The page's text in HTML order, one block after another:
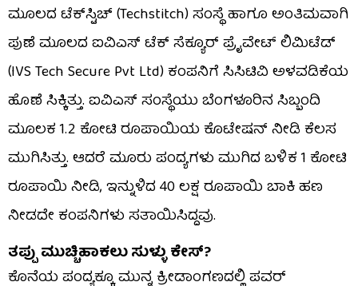
ಮೂಲದ ಟೆಕ್‌ಸ್ಟಿಚ್ (Techstitch) ಸಂಸ್ಥೆ ಹಾಗೂ ಅಂತಿಮವಾಗಿ
ಪುಣೆ ಮೂಲದ ಐವಿಎಸ್ ಟೆಕ್ ಸೆಕ್ಯೂರ್ ಪ್ರೈವೇಟ್ ಲಿಮಿಟೆಡ್
(IVS Tech Secure Pvt Ltd) ಕಂಪನಿಗೆ ಸಿಸಿಟಿವಿ ಅಳವಡಿಕೆಯ
ಹೊಣೆ ಸಿಕ್ಕಿತ್ತು. ಐವಿಎಸ್ ಸಂಸ್ಥೆಯು ಬೆಂಗಳೂರಿನ ಸಿಬ್ಬಂದಿ
ಮೂಲಕ 1.2 ಕೋಟಿ ರೂಪಾಯಿಯ ಕೊಟೇಷನ್ ನೀಡಿ ಕೆಲಸ
ಮುಗಿಸಿತ್ತು. ಆದರೆ ಮೂರು ಪಂದ್ಯಗಳು ಮುಗಿದ ಬಳಿಕ 1 ಕೋಟಿ
ರೂಪಾಯಿ ನೀಡಿ, ಇನ್ನುಳಿದ 40 ಲಕ್ಷ ರೂಪಾಯಿ ಬಾಕಿ ಹಣ
ನೀಡದೇ ಕಂಪನಿಗಳು ಸತಾಯಿಸಿದ್ದವು.
ತಪ್ಪು ಮುಚ್ಚಿಹಾಕಲು ಸುಳ್ಳು ಕೇಸ್?
ಕೊನೆಯ ಪಂದ್ಯಕ್ಕೂ ಮುನ್ನ ಕ್ರೀಡಾಂಗಣದಲ್ಲಿ ಪವರ್